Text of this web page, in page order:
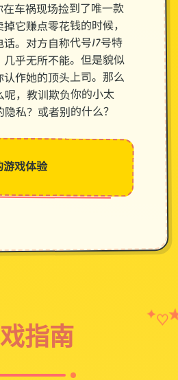
车祸现场捡到了唯一款
它赚点零花钱的时候，
。对方自称代号17号特
乎无所不能。但是貌似
作她的顶头上司。那么
，教训欺负你的小太
私？或者别的什么？
戏体验
指南
✦♡